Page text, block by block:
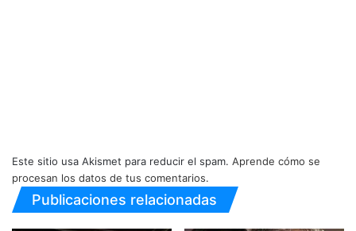
Este sitio usa Akismet para reducir el spam. Aprende cómo se
procesan los datos de tus comentarios.
Publicaciones relacionadas